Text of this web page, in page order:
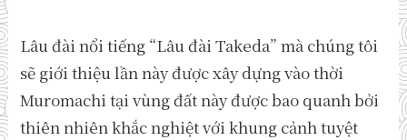
Lâu đài nổi tiếng “Lâu đài Takeda” mà chúng tôi
sẽ giới thiệu lần này được xây dựng vào thời
Muromachi tại vùng đất này được bao quanh bởi
thiên nhiên khắc nghiệt với khung cảnh tuyệt